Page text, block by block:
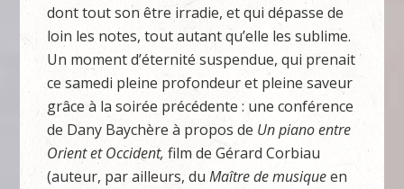
dont tout son être irradie, et qui dépasse de
loin les notes, tout autant qu’elle les sublime.
Un moment d’éternité suspendue, qui prenait
ce samedi pleine profondeur et pleine saveur
grâce à la soirée précédente : une conférence
de Dany Baychère à propos de Un piano entre
Orient et Occident, film de Gérard Corbiau
(auteur, par ailleurs, duMaître de musiqueen